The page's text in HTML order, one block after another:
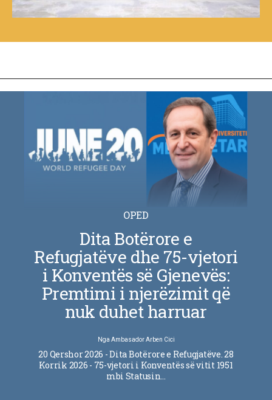
OPED
Dita Botërore e
Refugjatëve dhe 75-vjetori
i Konventës së Gjenevës:
Premtimi i njerëzimit që
nuk duhet harruar
Nga Ambasador Arben Cici
20 Qershor 2026 - Dita Botërore e Refugjatëve. 28
Korrik 2026 - 75-vjetori i Konventës së vitit 1951
mbi Statusin…